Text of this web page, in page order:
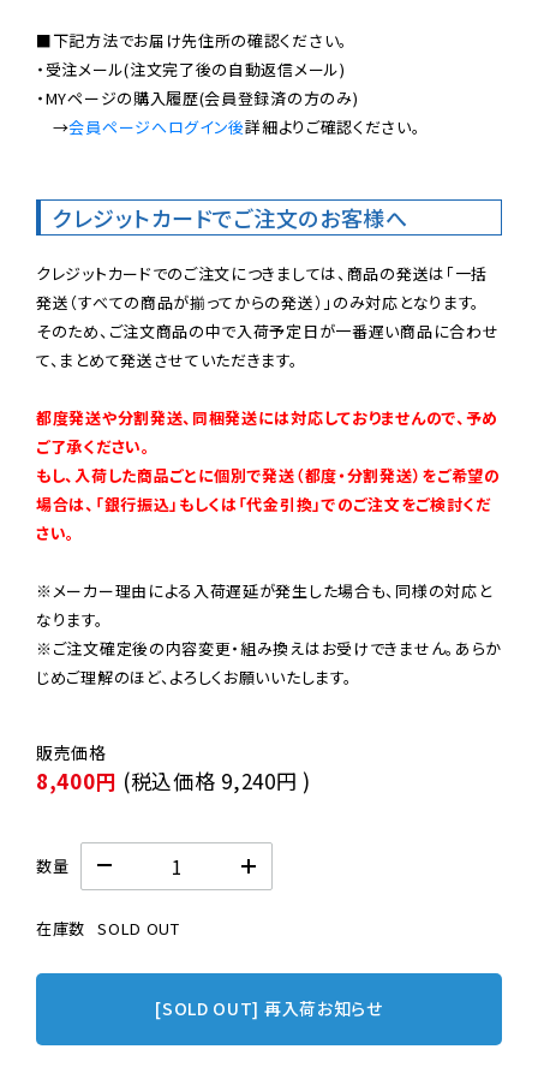
■下記方法でお届け先住所の確認ください。
・受注メール(注文完了後の自動返信メール)
・MYページの購入履歴(会員登録済の方のみ)
→会員ページへログイン後詳細よりご確認ください。
クレジットカードでご注文のお客様へ
クレジットカードでのご注文につきましては、商品の発送は「一括
発送（すべての商品が揃ってからの発送）」のみ対応となります。
そのため、ご注文商品の中で入荷予定日が一番遅い商品に合わせ
て、まとめて発送させていただきます。
都度発送や分割発送、同梱発送には対応しておりませんので、予め
ご了承ください。
もし、入荷した商品ごとに個別で発送（都度・分割発送）をご希望の
場合は、「銀行振込」もしくは「代金引換」でのご注文をご検討くだ
さい。
※メーカー理由による入荷遅延が発生した場合も、同様の対応と
なります。
※ご注文確定後の内容変更・組み換えはお受けできません。あらか
じめご理解のほど、よろしくお願いいたします。
8,400円 (税込価格 9,240円 )
数量
在庫数 SOLD OUT
[SOLD OUT] 再入荷お知らせ